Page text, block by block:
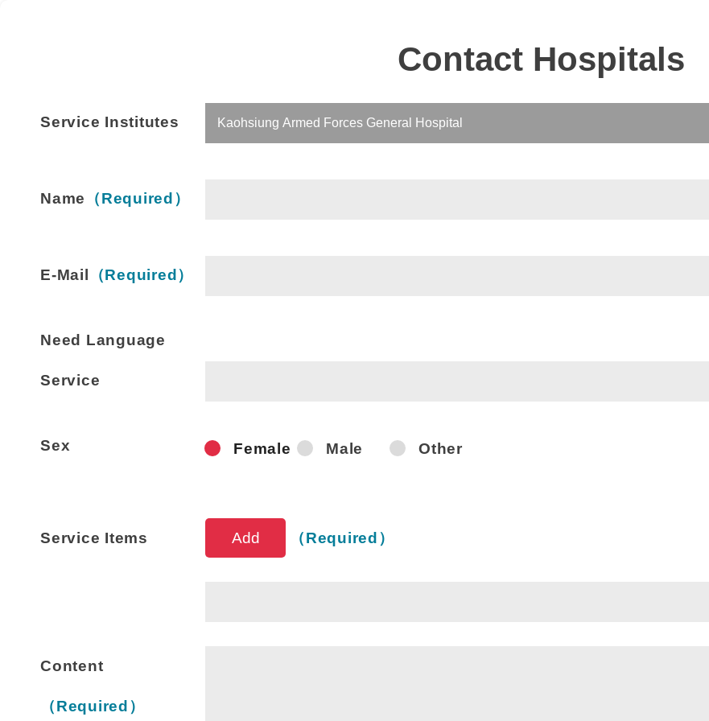
Contact Hospitals
Service Institutes
Name （Required）
E-Mail （Required）
Need Language
Service
Sex Female Male Other
Service Items （Required）
Content
（Required）